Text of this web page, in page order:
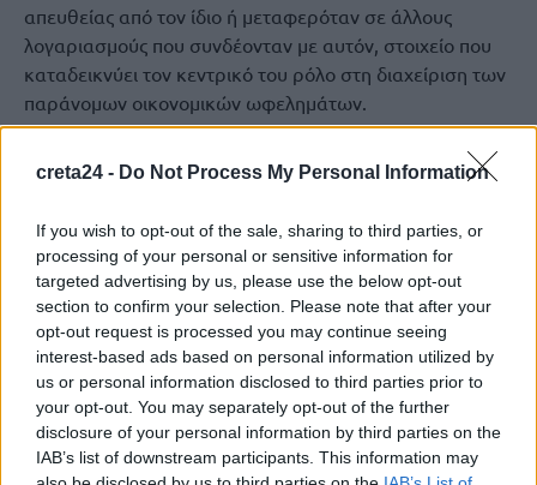
creta24 - Do Not Process My Personal Information
If you wish to opt-out of the sale, sharing to third parties, or
processing of your personal or sensitive information for
targeted advertising by us, please use the below opt-out
section to confirm your selection. Please note that after your
opt-out request is processed you may continue seeing
interest-based ads based on personal information utilized by
us or personal information disclosed to third parties prior to
your opt-out. You may separately opt-out of the further
disclosure of your personal information by third parties on the
IAB’s list of downstream participants. This information may
απευθείας από τον ίδιο ή μεταφερόταν σε άλλους
λογαριασμούς που συνδέονταν με αυτόν, στοιχείο που
καταδεικνύει τον κεντρικό του ρόλο στη διαχείριση των
παράνομων οικονομικών ωφελημάτων.
φορολογικής νομοθεσίας ύψους περίπου 2.700.000
στις αρμόδιες φορολογικές Αρχές για περαιτέρω
αξιολόγηση και έρευνα.
Συνολικά από τις έρευνες που διενεργήθηκαν σε οικίες,
οχήματα, νομικά πρόσωπα και Κέντρα Υποδοχής
Δηλώσεων, με τη συνδρομή αστυνομικών της
Διεύθυνσης Αστυνομίας Κοζάνης, βρέθηκαν και
κατασχέθηκαν μεταξύ άλλων:
-16.820- ευρώ,